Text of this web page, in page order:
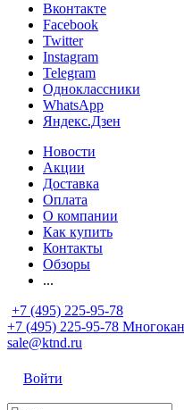
Вконтакте
Facebook
Twitter
Instagram
Telegram
Одноклассники
WhatsApp
Яндекс.Дзен
Новости
Акции
Доставка
Оплата
О компании
Как купить
Контакты
Обзоры
...
+7 (495) 225-95-78
+7 (495) 225-95-78
sale@ktnd.ru
Войти